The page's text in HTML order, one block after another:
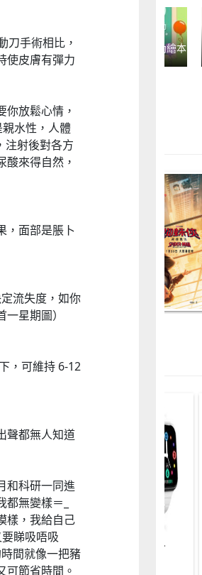
刀手術相比，
使皮膚有彈力
放鬆心情，
水性，人體
注射後對各方
來得自然，
，面部是脹卜
流失度，如你
星期圖）
，可維持 6-12
聲都無人知道
和科研一同進
無變樣＝_
樣，我給自己
睇吸唔吸
間就像一把豬
可節省時間。
── 嬰幼兒親子閱讀推廣活動-嬰幼繪本
流淨化智能語音伸縮循環扇 PRO (需訂貨) 英國SKIDY SmartEdu智伴高清流暢五重定位遠控180°旋攝雙向視頻海外適配兒童智能手錶PRO (需訂貨)
CTM